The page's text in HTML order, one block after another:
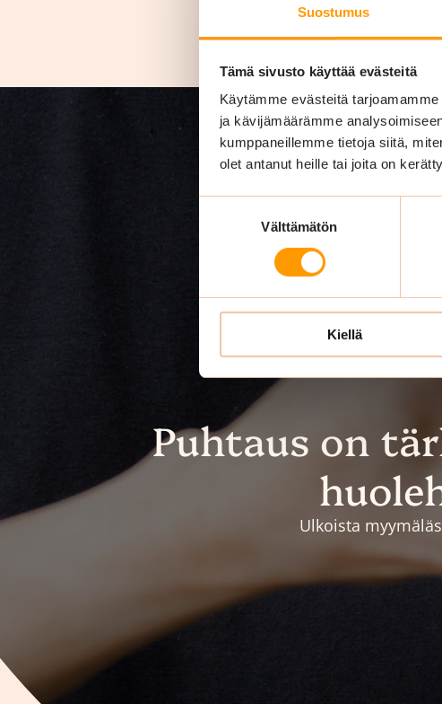
Suostumus
Tämä sivusto käyttää evästeitä
Käytämme evästeitä
ja kävijämäärämme
kumppaneillemme tietoja siitä,
olet antanut heille tai joita on
Välttämätön
Kiellä
Puhtaus on
Ulkoista